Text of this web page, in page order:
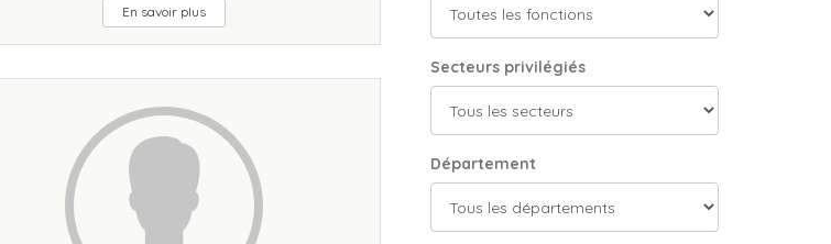
En savoir plus
Secteurs privilégiés
Département